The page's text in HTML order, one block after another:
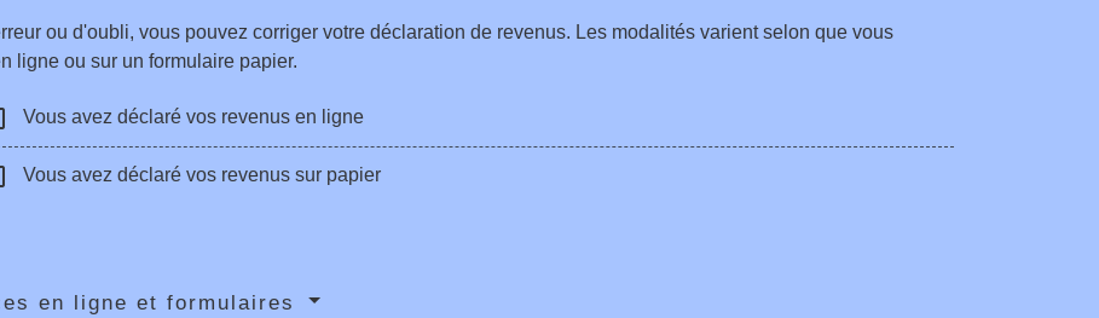
ou d'oubli, vous pouvez corriger votre déclaration de revenus. Les modalités varient selon que vous
ligne ou sur un formulaire papier.
Vous avez déclaré vos revenus en ligne
Vous avez déclaré vos revenus sur papier
en ligne et formulaires